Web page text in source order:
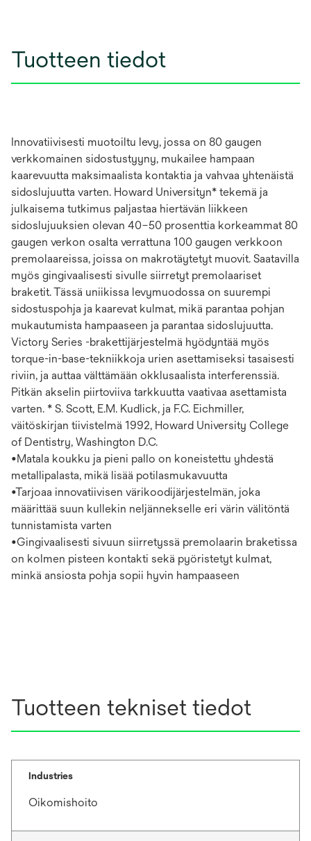
Tuotteen tiedot
Innovatiivisesti muotoiltu levy, jossa on 80 gaugen
verkkomainen sidostustyyny, mukailee hampaan
kaarevuutta maksimaalista kontaktia ja vahvaa yhtenäistä
sidoslujuutta varten. Howard Universityn* tekemä ja
julkaisema tutkimus paljastaa hiertävän liikkeen
sidoslujuuksien olevan 40–50 prosenttia korkeammat 80
gaugen verkon osalta verrattuna 100 gaugen verkkoon
premolaareissa, joissa on makrotäytetyt muovit. Saatavilla
myös gingivaalisesti sivulle siirretyt premolaariset
braketit. Tässä uniikissa levymuodossa on suurempi
sidostuspohja ja kaarevat kulmat, mikä parantaa pohjan
mukautumista hampaaseen ja parantaa sidoslujuutta.
Victory Series -brakettijärjestelmä hyödyntää myös
torque-in-base-tekniikkoja urien asettamiseksi tasaisesti
riviin, ja auttaa välttämään okklusaalista interferenssiä.
Pitkän akselin piirtoviiva tarkkuutta vaativaa asettamista
varten. * S. Scott, E.M. Kudlick, ja F.C. Eichmiller,
väitöskirjan tiivistelmä 1992, Howard University College
of Dentistry, Washington D.C.
•Matala koukku ja pieni pallo on koneistettu yhdestä
metallipalasta, mikä lisää potilasmukavuutta
•Tarjoaa innovatiivisen värikoodijärjestelmän, joka
määrittää suun kullekin neljännekselle eri värin välitöntä
tunnistamista varten
•Gingivaalisesti sivuun siirretyssä premolaarin braketissa
on kolmen pisteen kontakti sekä pyöristetyt kulmat,
minkä ansiosta pohja sopii hyvin hampaaseen
Tuotteen tekniset tiedot
Industries
Oikomishoito